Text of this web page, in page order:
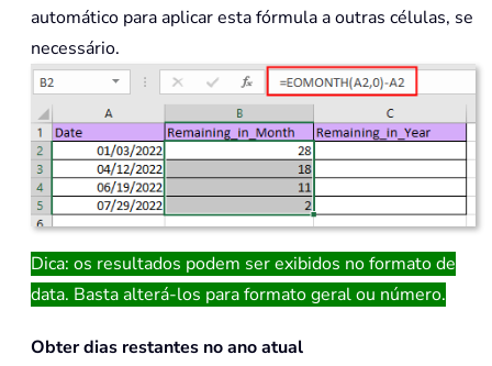
automático para aplicar esta fórmula a outras células, se
necessário.
Dica: os resultados podem ser exibidos no formato de
data. Basta alterá-los para formato geral ou número.
Obter dias restantes no ano atual